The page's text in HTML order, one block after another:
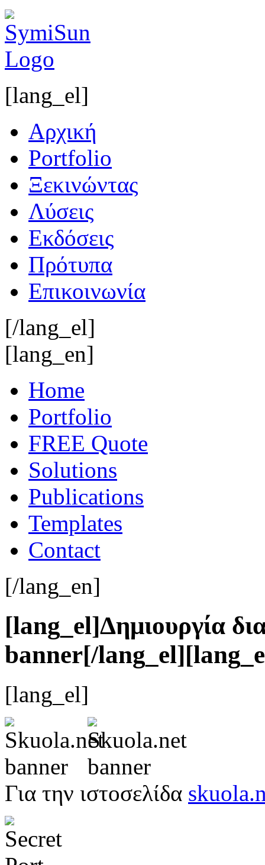
[lang_el]
Αρχική
Portfolio
Ξεκινώντας
Λύσεις
Εκδόσεις
Πρότυπα
Επικοινωνία
[/lang_el]
[lang_en]
Home
Portfolio
FREE Quote
Solutions
Publications
Templates
Contact
[/lang_en]
[lang_el]Δημιουργία
banner[/
[lang_el]
Για την ιστοσελίδα